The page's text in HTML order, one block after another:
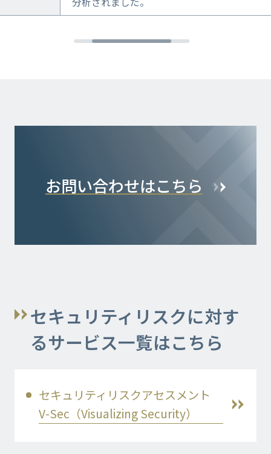
お問い合わせはこちら
セキュリティリスクに対す
るサービス一覧はこちら
セキュリティリスクアセスメント
V-Sec（Visualizing Security）